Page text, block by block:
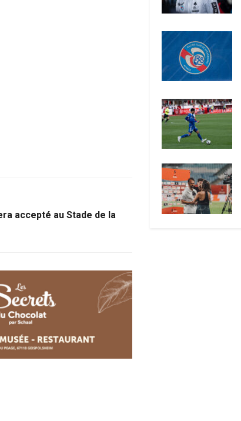
accepté au Stade de la